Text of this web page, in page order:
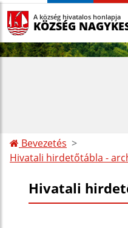
A község hivatalos honlapja
KÖZSÉG
Bevezetés
Hivatali hirdetőtábla -
Hivatali